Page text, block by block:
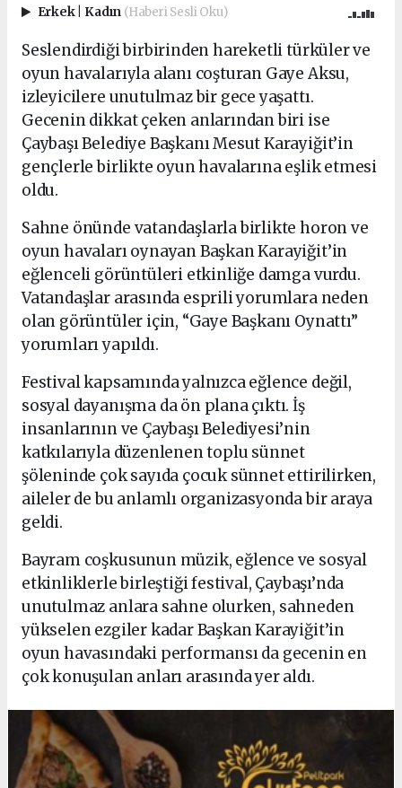
Erkek Kadın (Haberi Sesli Oku)
Seslendirdiği birbirinden hareketli türküler ve
oyun havalarıyla alanı coşturan Gaye Aksu,
izleyicilere unutulmaz bir gece yaşattı.
Gecenin dikkat çeken anlarından biri ise
Çaybaşı Belediye Başkanı Mesut Karayiğit’in
gençlerle birlikte oyun havalarına eşlik etmesi
oldu.
Sahne önünde vatandaşlarla birlikte horon ve
oyun havaları oynayan Başkan Karayiğit’in
eğlenceli görüntüleri etkinliğe damga vurdu.
Vatandaşlar arasında esprili yorumlara neden
olan görüntüler için, “Gaye Başkanı Oynattı”
yorumları yapıldı.
Festival kapsamında yalnızca eğlence değil,
sosyal dayanışma da ön plana çıktı. İş
insanlarının ve Çaybaşı Belediyesi’nin
katkılarıyla düzenlenen toplu sünnet
şöleninde çok sayıda çocuk sünnet ettirilirken,
aileler de bu anlamlı organizasyonda bir araya
geldi.
Bayram coşkusunun müzik, eğlence ve sosyal
etkinliklerle birleştiği festival, Çaybaşı’nda
unutulmaz anlara sahne olurken, sahneden
yükselen ezgiler kadar Başkan Karayiğit’in
oyun havasındaki performansı da gecenin en
çok konuşulan anları arasında yer aldı.